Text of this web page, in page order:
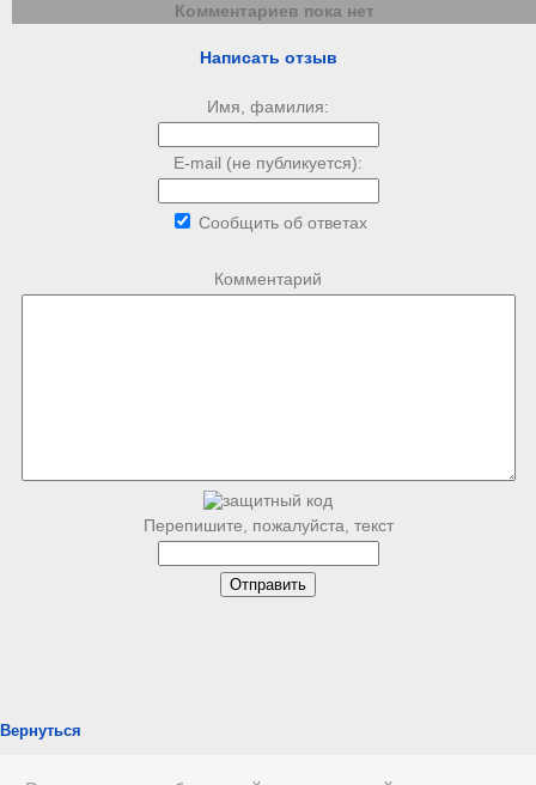
Комментариев пока нет
Написать отзыв
Имя, фамилия:
E-mail (не публикуется):
Сообщить об ответах
Комментарий
Перепишите, пожалуйста, текст
Вернуться